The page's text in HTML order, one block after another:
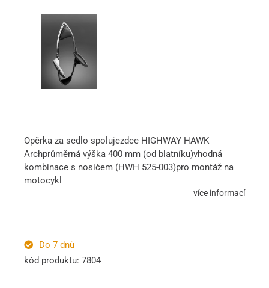
Opěrka za sedlo spolujezdce HIGHWAY HAWK
Archprůměrná výška 400 mm (od blatníku)vhodná
kombinace s nosičem (HWH 525-003)pro montáž na
motocykl
více informací
Do 7 dnů
kód produktu: 7804